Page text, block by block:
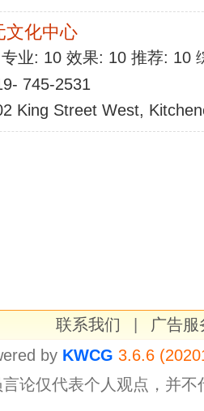
文化中心
业: 10 效果: 10 推荐: 10
745-2531
King Street West,
联系我们
广告服
by KWCG 3.6.6
论仅代表个人观点，并